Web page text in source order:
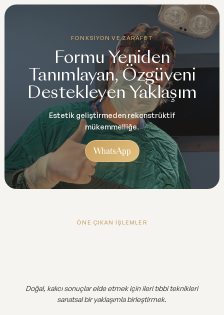
FONKSIYON VE ZARAFET
Formu Yeniden
Tanımlayan, Özgüveni
Destekleyen Yaklaşım
Estetik geliştirmeden rekonstrüktif
mükemmelliğe.
WhatsApp
ÖNE ÇIKAN İŞLEMLER
Doğal, kalıcı sonuçlar elde etmek için ileri tıbbi teknikleri
sanatsal bir yaklaşımla birleştirmek.